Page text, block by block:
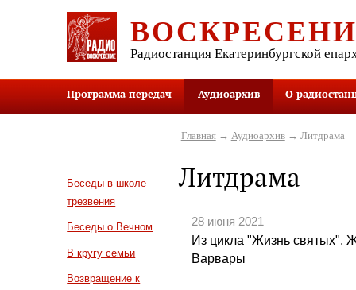
Радиостанция Екатеринбургской
Программа передач Аудиоархив О
Беседы в школе
трезвения
Беседы о Вечном
В кругу семьи
Возвращение к
Главная→ Аудиоархив→ Литдрама
Литдрама
28 июня 2021
Из цикла "Жизнь святых".
Варвары